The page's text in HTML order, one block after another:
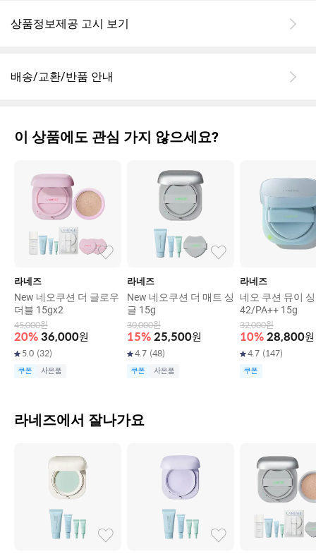
상품정보제공 고시 보기
배송/교환/반품 안내
이 상품에도 관심 가지 않으세요?
라네즈
New 네오쿠션 더 글로우
더블 15gx2
45,000원
20% 36,000원
5.0 (32)
쿠폰 사은품
라네즈
New 네오쿠션 더 매트 싱
글 15g
30,000원
15% 25,500원
4.7 (48)
쿠폰 사은품
라네즈
네오 쿠션 뮤이
42/PA++ 15g
32,000원
10% 28,800원
4.7 (147)
쿠폰
라네즈에서 잘나가요